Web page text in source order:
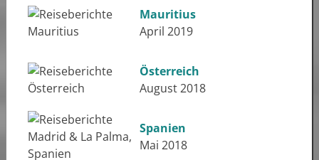
Mauritius
April 2019
Österreich
August 2018
Spanien
Mai 2018